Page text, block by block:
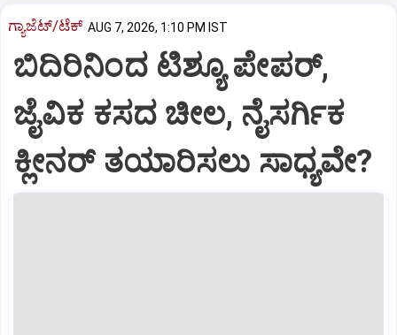
ಗ್ಯಾಜೆಟ್/ಟೆಕ್ AUG 7, 2026, 1:10 PM IST
ಬಿದಿರಿನಿಂದ ಟಿಶ್ಯೂ ಪೇಪರ್‌,
ಜೈವಿಕ ಕಸದ ಚೀಲ, ನೈಸರ್ಗಿಕ
ಕ್ಲೀನರ್‌ ತಯಾರಿಸಲು ಸಾಧ್ಯವೇ?